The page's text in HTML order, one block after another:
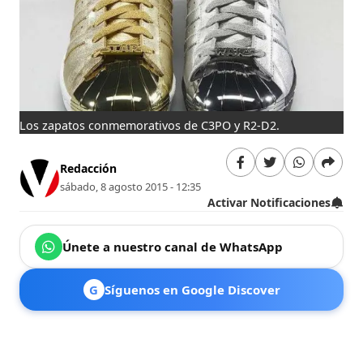
Los zapatos conmemorativos de C3PO y R2-D2.
Redacción
sábado, 8 agosto 2015 - 12:35
Activar Notificaciones
Únete a nuestro canal de WhatsApp
G Síguenos en Google Discover